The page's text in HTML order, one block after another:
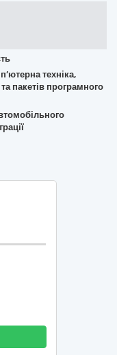
техніка,
пакетів програмного